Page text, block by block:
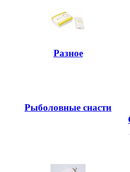
Разное
Рыболовные снасти